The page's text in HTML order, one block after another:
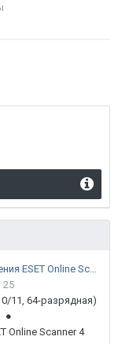
Новая версия бесплатного приложения ESET Online Scanner доступна пользователям
11, 64-разрядная)
Scanner 4